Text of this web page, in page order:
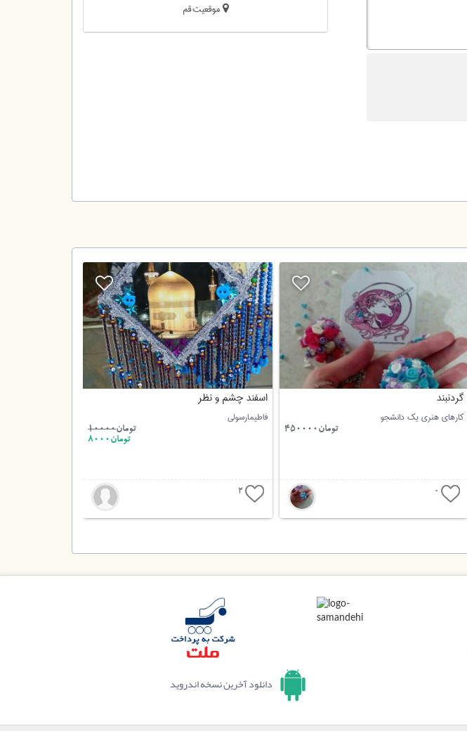
موقعیت:قم
اسفند چشم و نظر
فاطیمارسولی
تومان10000
تومان8000
2
گردنبند
کارهای هنری یک دانشجو
تومان450000
0
دانلود آخرین نسخه اندروید